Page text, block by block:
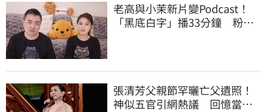
老高與小茉新片變Podcast！
「黑底白字」播33分鐘 粉絲
張清芳父親節罕曬亡父遺照！
神似五官引網熱議 回憶當年